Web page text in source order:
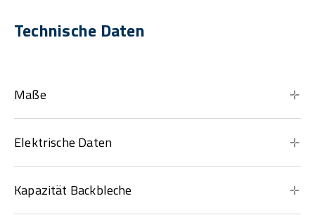
Technische Daten
Maße
Elektrische Daten
Kapazität Backbleche